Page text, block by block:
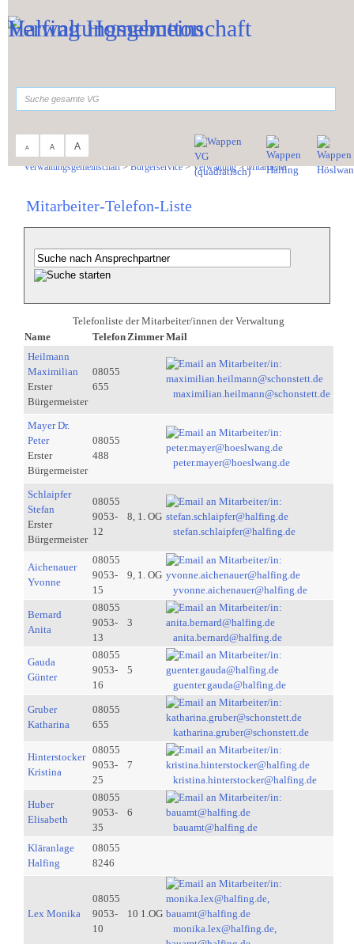
A A A
Verwaltungsgemeinschaft>Bürgerservice>Verwaltung>Mitarbeiter
Mitarbeiter-Telefon-Liste
Telefonliste der Mitarbeiter/innen der Verwaltung
Name
Telefon ZimmerMail
Heilmann
Maximilian
Erster
Bürgermeister
08055
655
maximilian.heilmann@schonstett.de
Mayer Dr.
Peter
Erster
Bürgermeister
08055
488
peter.mayer@hoeslwang.de
Schlaipfer
Stefan
Erster
Bürgermeister
08055
9053-
12
8, 1. OG
stefan.schlaipfer@halfing.de
Aichenauer
Yvonne
08055
9053-
15
9, 1. OG
yvonne.aichenauer@halfing.de
Bernard
Anita
08055
9053-
13
3
anita.bernard@halfing.de
Gauda
Günter
08055
9053-
16
5
guenter.gauda@halfing.de
Gruber
Katharina
08055
655
katharina.gruber@schonstett.de
Hinterstocker
Kristina
08055
9053-
25
7
kristina.hinterstocker@halfing.de
Huber
Elisabeth
08055
9053-
35
6
bauamt@halfing.de
Kläranlage
Halfing
08055
8246
Lex Monika
08055
9053-
10
10 1.OG
monika.lex@halfing.de,